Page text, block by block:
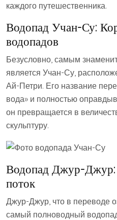
каждого путешественника.
Водопад Учан-Су:
водопадов
Безусловно‚ самым
является Учан-Су‚
Ай-Петри. Его название
вода» и полностью
он превращается в
скульптуру.
Водопад Джур-Джур:
поток
Джур-Джур‚ что в переводе
самый полноводный